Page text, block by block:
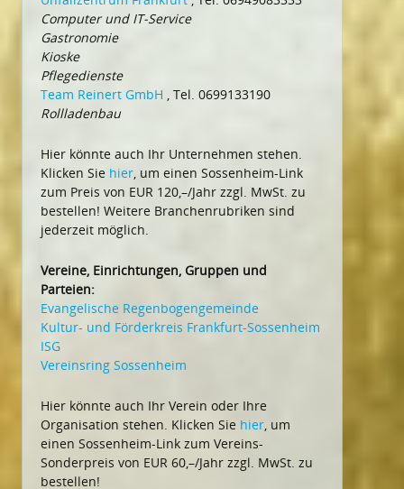
Computer und IT-Service
Gastronomie
Kioske
Pflegedienste
Team Reinert GmbH , Tel. 0699133190
Rollladenbau
Hier könnte auch Ihr Unternehmen stehen.
Klicken Sie hier, um einen Sossenheim-Link
zum Preis von EUR 120,–/Jahr zzgl. MwSt. zu
bestellen! Weitere Branchenrubriken sind
jederzeit möglich.
Vereine, Einrichtungen, Gruppen und
Parteien:
Evangelische Regenbogengemeinde
Kultur- und Förderkreis Frankfurt-Sossenheim
ISG
Vereinsring Sossenheim
Hier könnte auch Ihr Verein oder Ihre
Organisation stehen. Klicken Sie hier, um
einen Sossenheim-Link zum Vereins-
Sonderpreis von EUR 60,–/Jahr zzgl. MwSt. zu
bestellen!